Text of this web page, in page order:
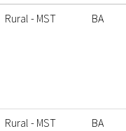
Rural - MST BA
Rural - MST BA